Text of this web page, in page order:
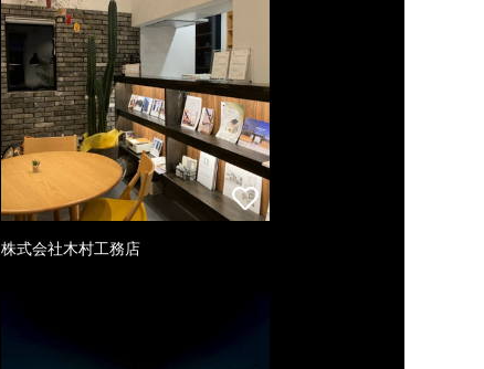
株式会社木村工務店